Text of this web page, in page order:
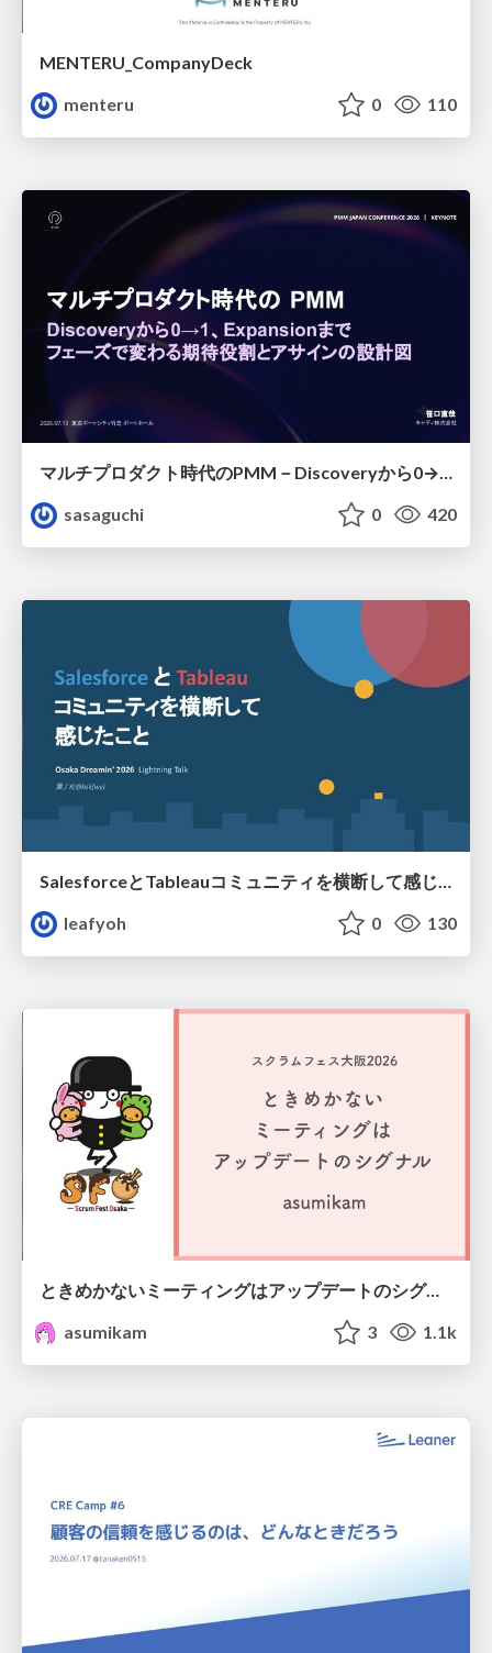
MENTERU_CompanyDeck
menteru
0 110
sasaguchi
0 420
SalesforceとTableauコミュニティを横断して感じたこと（Osaka Dreamin）
leafyoh
0 130
ときめかないミーティングはアップデートのシグナル #scrumosaka
asumikam
3 1.1k